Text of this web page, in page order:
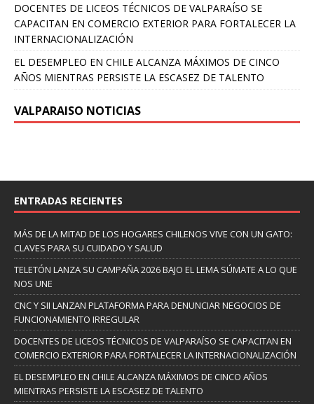
DOCENTES DE LICEOS TÉCNICOS DE VALPARAÍSO SE
CAPACITAN EN COMERCIO EXTERIOR PARA FORTALECER LA
INTERNACIONALIZACIÓN
EL DESEMPLEO EN CHILE ALCANZA MÁXIMOS DE CINCO
AÑOS MIENTRAS PERSISTE LA ESCASEZ DE TALENTO
VALPARAISO NOTICIAS
ENTRADAS RECIENTES
MÁS DE LA MITAD DE LOS HOGARES CHILENOS VIVE CON UN GATO:
CLAVES PARA SU CUIDADO Y SALUD
TELETÓN LANZA SU CAMPAÑA 2026 BAJO EL LEMA SÚMATE A LO QUE
NOS UNE
CNC Y SII LANZAN PLATAFORMA PARA DENUNCIAR NEGOCIOS DE
FUNCIONAMIENTO IRREGULAR
DOCENTES DE LICEOS TÉCNICOS DE VALPARAÍSO SE CAPACITAN EN
COMERCIO EXTERIOR PARA FORTALECER LA INTERNACIONALIZACIÓN
EL DESEMPLEO EN CHILE ALCANZA MÁXIMOS DE CINCO AÑOS
MIENTRAS PERSISTE LA ESCASEZ DE TALENTO